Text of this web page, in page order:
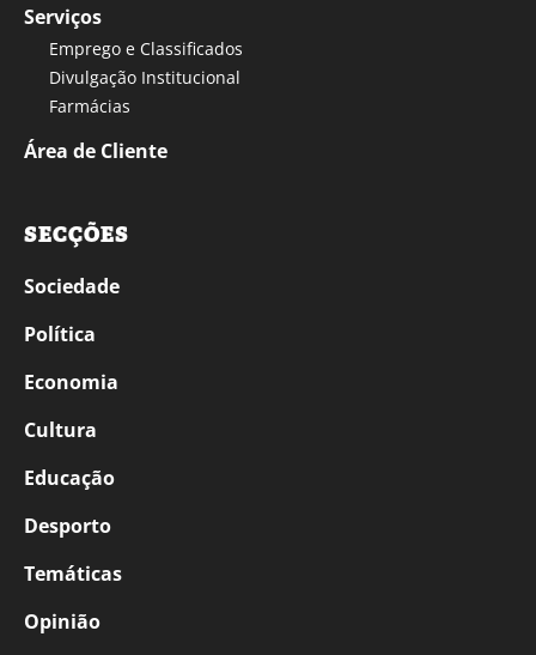
Serviços
Emprego e Classificados
Divulgação Institucional
Farmácias
Área de Cliente
SECÇÕES
Sociedade
Política
Economia
Cultura
Educação
Desporto
Temáticas
Opinião